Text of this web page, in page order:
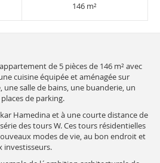
146 m²
de 5 pièces de 146 m² avec
cuisine équipée et aménagée sur
salle de bains, une buanderie, un
de parking.
Hamedina et à une courte distance de
des tours W. Ces tours résidentielles
modes de vie, au bon endroit et
investisseurs.